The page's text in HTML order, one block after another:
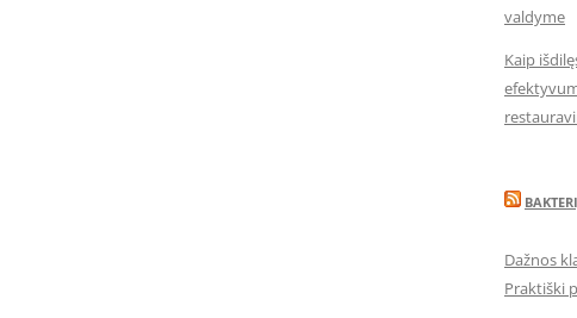
valdyme
Kaip
Dažnos
Praktiški